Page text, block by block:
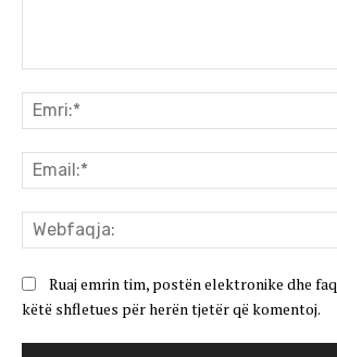
Ruaj emrin tim, postën elektronike dhe
këtë shfletues për herën tjetër që komentoj.